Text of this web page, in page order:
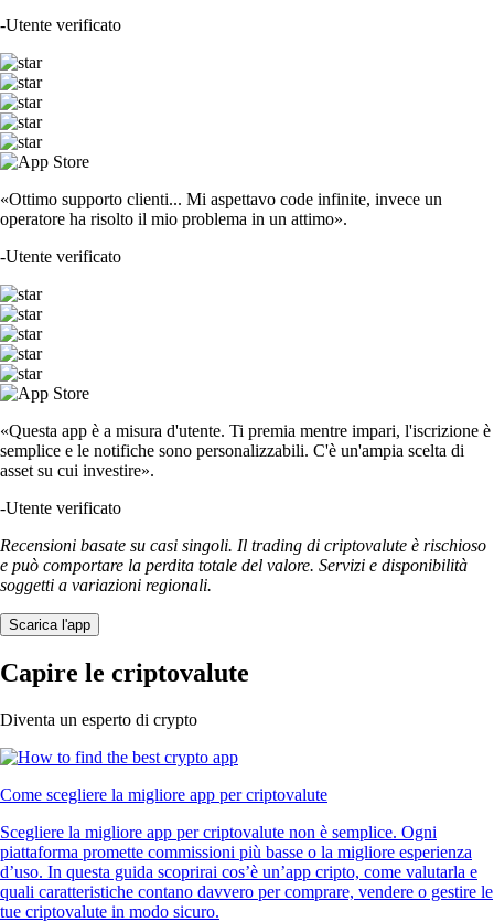
-Utente verificato
«Ottimo supporto clienti... Mi aspettavo code infinite, invece un
operatore ha risolto il mio problema in un attimo».
-Utente verificato
«Questa app è a misura d'utente. Ti premia mentre impari, l'iscrizione è
semplice e le notifiche sono personalizzabili. C'è un'ampia scelta di
asset su cui investire».
-Utente verificato
Recensioni basate su casi singoli. Il trading di criptovalute è rischioso
e può comportare la perdita totale del valore. Servizi e disponibilità
soggetti a variazioni regionali.
Scarica l'app
Capire le criptovalute
Diventa un esperto di crypto
Come scegliere la migliore app per criptovalute
Scegliere la migliore app per criptovalute non è semplice. Ogni
piattaforma promette commissioni più basse o la migliore esperienza
d’uso. In questa guida scoprirai cos’è un’app cripto, come valutarla e
quali caratteristiche contano davvero per comprare, vendere o gestire le
tue criptovalute in modo sicuro.